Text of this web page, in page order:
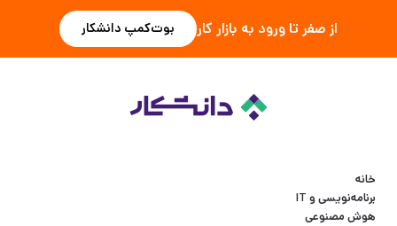
از صفر تا ورود به بازار کار بوت‌کمپ دانشکار
خانه
برنامه‌نویسی و IT
هوش مصنوعی